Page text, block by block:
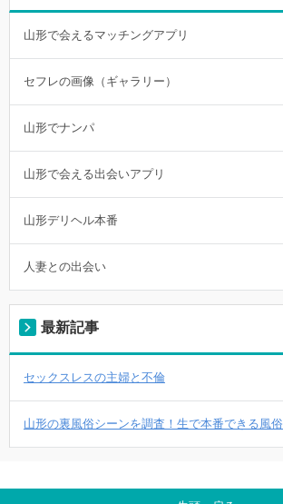
山形で会えるマッチングアプリ
セフレの画像（ギャラリー）
山形でナンパ
山形で会える出会いアプリ
山形デリヘル本番
人妻との出会い
最新記事
セックスレスの主婦と不倫
山形の裏風俗シーンを調査！生で本番できる風俗